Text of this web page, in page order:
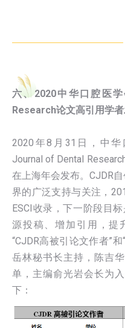
六、2020中华口腔医
Research论文高引用学
2020年8月31日，中华
Journal of Dental
在上海年会发布。CJDR
界的广泛支持与关注，
ESCI收录，下一阶段目
源投稿、增加引用，提
“CJDR高被引论文作者”
岳林秘书长主持，陈吉
单，主编俞光岩会长为
下：